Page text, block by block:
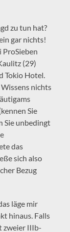
zu tun hat?
gar nichts!
ProSieben
(29)
Tokio Hotel.
nichts
Sie
Sie unbedingt
das
sich also
Bezug
läge mir
hinaus. Falls
zweier IIIb-